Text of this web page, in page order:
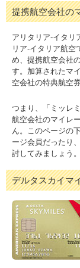
提携航空会社の
アリタリア-イタリ
リア-イタリア航空
め、提携航空会社
す。加算されたマ
空会社の特典航空
つまり、「ミッレ
航空会社のマイレ
ん。このページの
ージ会員だったり
討してみましょう。
デルタスカイマ